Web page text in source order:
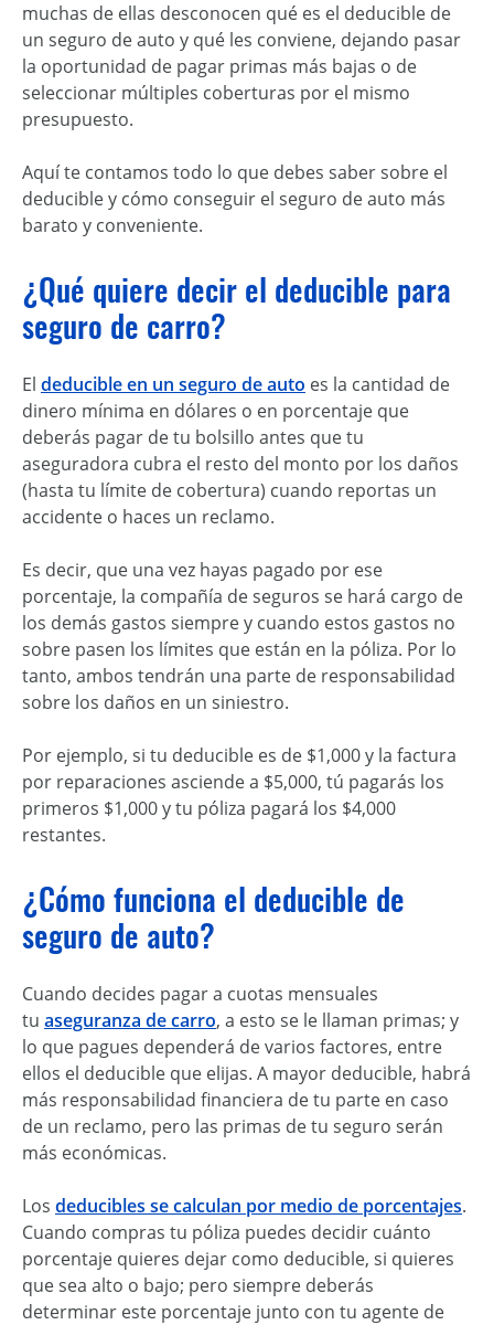
muchas de ellas desconocen qué es el deducible de
un seguro de auto y qué les conviene, dejando pasar
la oportunidad de pagar primas más bajas o de
seleccionar múltiples coberturas por el mismo
presupuesto.
Aquí te contamos todo lo que debes saber sobre el
deducible y cómo conseguir el seguro de auto más
barato y conveniente.
¿Qué quiere decir el deducible para
seguro de carro?
El deducible en un seguro de auto es la cantidad de
dinero mínima en dólares o en porcentaje que
deberás pagar de tu bolsillo antes que tu
aseguradora cubra el resto del monto por los daños
(hasta tu límite de cobertura) cuando reportas un
accidente o haces un reclamo.
Es decir, que una vez hayas pagado por ese
porcentaje, la compañía de seguros se hará cargo de
los demás gastos siempre y cuando estos gastos no
sobre pasen los límites que están en la póliza. Por lo
tanto, ambos tendrán una parte de responsabilidad
sobre los daños en un siniestro.
Por ejemplo, si tu deducible es de $1,000 y la factura
por reparaciones asciende a $5,000, tú pagarás los
primeros $1,000 y tu póliza pagará los $4,000
restantes.
¿Cómo funciona el deducible de
seguro de auto?
Cuando decides pagar a cuotas mensuales
tu aseguranza de carro, a esto se le llaman primas; y
lo que pagues dependerá de varios factores, entre
ellos el deducible que elijas. A mayor deducible, habrá
más responsabilidad financiera de tu parte en caso
de un reclamo, pero las primas de tu seguro serán
más económicas.
Los deducibles se calculan por medio de porcentajes.
Cuando compras tu póliza puedes decidir cuánto
porcentaje quieres dejar como deducible, si quieres
que sea alto o bajo; pero siempre deberás
determinar este porcentaje junto con tu agente de